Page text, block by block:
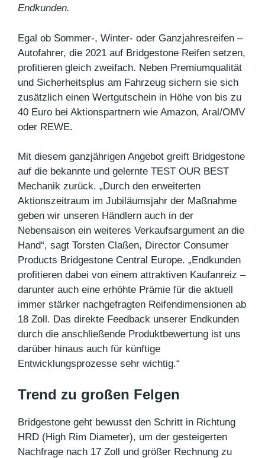
Endkunden.
Egal ob Sommer-, Winter- oder Ganzjahresreifen –
Autofahrer, die 2021 auf Bridgestone Reifen setzen,
profitieren gleich zweifach. Neben Premiumqualität
und Sicherheitsplus am Fahrzeug sichern sie sich
zusätzlich einen Wertgutschein in Höhe von bis zu
40 Euro bei Aktionspartnern wie Amazon, Aral/OMV
oder REWE.
Mit diesem ganzjährigen Angebot greift Bridgestone
auf die bekannte und gelernte TEST OUR BEST
Mechanik zurück. „Durch den erweiterten
Aktionszeitraum im Jubiläumsjahr der Maßnahme
geben wir unseren Händlern auch in der
Nebensaison ein weiteres Verkaufsargument an die
Hand“, sagt Torsten Claßen, Director Consumer
Products Bridgestone Central Europe. „Endkunden
profitieren dabei von einem attraktiven Kaufanreiz –
darunter auch eine erhöhte Prämie für die aktuell
immer stärker nachgefragten Reifendimensionen ab
18 Zoll. Das direkte Feedback unserer Endkunden
durch die anschließende Produktbewertung ist uns
darüber hinaus auch für künftige
Entwicklungsprozesse sehr wichtig.“
Trend zu großen Felgen
Bridgestone geht bewusst den Schritt in Richtung
HRD (High Rim Diameter), um der gesteigerten
Nachfrage nach 17 Zoll und größer Rechnung zu